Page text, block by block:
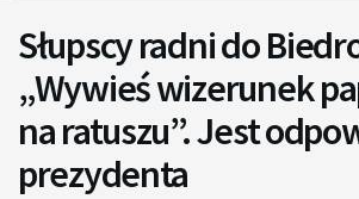
Słupscy radni do
„Wywieś wizerunek
na ratuszu”. Jest
prezydenta